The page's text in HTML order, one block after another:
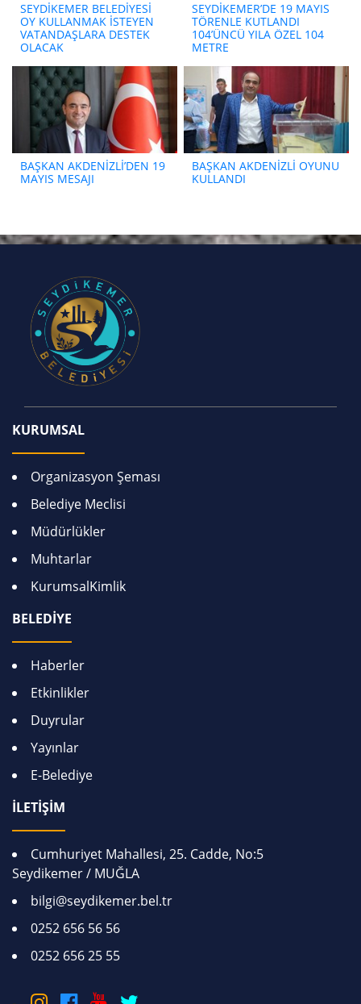
SEYDİKEMER BELEDİYESİ
OY KULLANMAK İSTEYEN
VATANDAŞLARA DESTEK
OLACAK
SEYDİKEMER’DE 19 MAYIS
TÖRENLE KUTLANDI
104’ÜNCÜ YILA ÖZEL 104
METRE
BAŞKAN AKDENİZLİ’DEN 19
MAYIS MESAJI
BAŞKAN AKDENİZLİ OYUNU
KULLANDI
KURUMSAL
Organizasyon Şeması
Belediye Meclisi
Müdürlükler
Muhtarlar
KurumsalKimlik
BELEDİYE
Haberler
Etkinlikler
Duyrular
Yayınlar
E-Belediye
İLETİŞİM
Cumhuriyet Mahallesi, 25. Cadde, No:5
Seydikemer / MUĞLA
bilgi@seydikemer.bel.tr
0252 656 56 56
0252 656 25 55